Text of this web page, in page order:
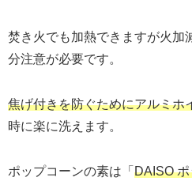
焚き火でも加熱できますが火加
分注意が必要です。
焦げ付きを防ぐためにアルミホ
時に楽に洗えます。
ポップコーンの素は「 DAISO